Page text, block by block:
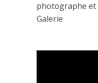
photographe et
Galerie